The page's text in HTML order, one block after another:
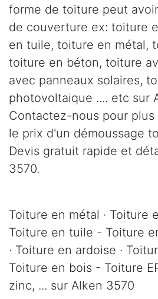
forme de toiture peut
de couverture ex: toiture
en tuile, toiture en métal,
toiture en béton, toiture
avec panneaux solaires,
photovoltaique .... etc sur
Contactez-nous pour
le prix d'un démoussage
Devis gratuit rapide et
3570.
Toiture en métal · Toiture
Toiture en tuile - Toiture
· Toiture en ardoise ·
Toiture en bois - Toiture
zinc, ... sur Alken 3570